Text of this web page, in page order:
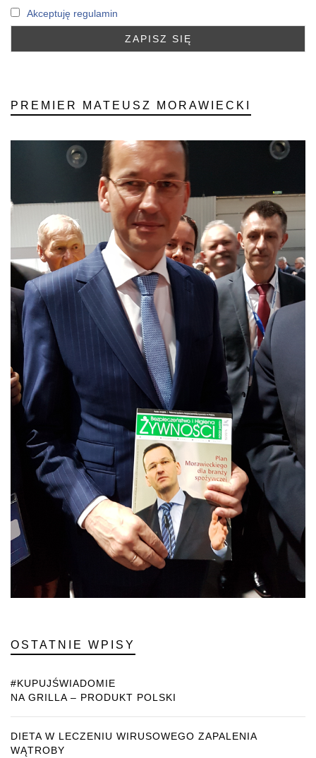
Akceptuję regulamin
PREMIER MATEUSZ MORAWIECKI
OSTATNIE WPISY
#KUPUJŚWIADOMIE
NA GRILLA – PRODUKT POLSKI
DIETA W LECZENIU WIRUSOWEGO ZAPALENIA
WĄTROBY